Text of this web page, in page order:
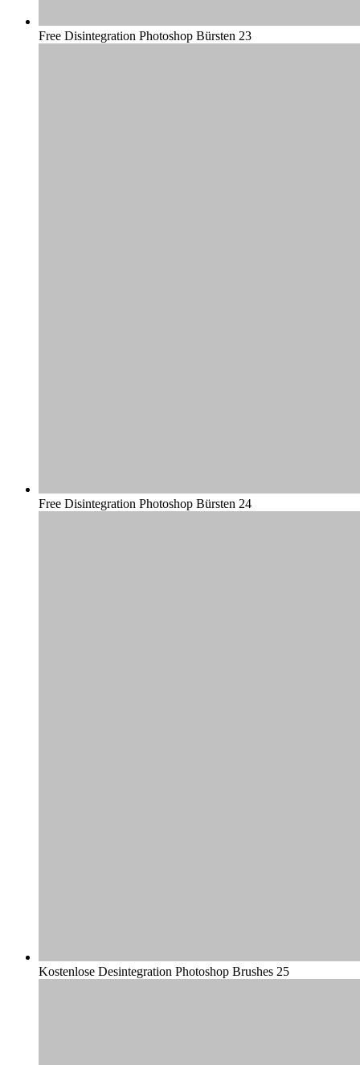
Free Disintegration Photoshop Bürsten 23
Free Disintegration Photoshop Bürsten 24
Kostenlose Desintegration Photoshop Brushes 25